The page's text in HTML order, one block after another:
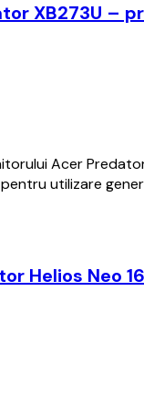
XB273U –
Acer
utilizare
Helios Neo